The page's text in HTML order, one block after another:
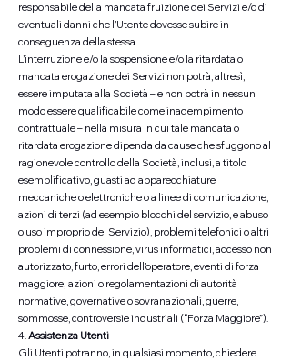
responsabile della mancata fruizione dei Servizi e/o di
eventuali danni che l’Utente dovesse subire in
conseguenza della stessa.
L’interruzione e/o la sospensione e/o la ritardata o
mancata erogazione dei Servizi non potrà, altresì,
essere imputata alla Società – e non potrà in nessun
modo essere qualificabile come inadempimento
contrattuale – nella misura in cui tale mancata o
ritardata erogazione dipenda da cause che sfuggono al
ragionevole controllo della Società, inclusi, a titolo
esemplificativo, guasti ad apparecchiature
meccaniche o elettroniche o a linee di comunicazione,
azioni di terzi (ad esempio blocchi del servizio, e abuso
o uso improprio del Servizio), problemi telefonici o altri
problemi di connessione, virus informatici, accesso non
autorizzato, furto, errori dell’operatore, eventi di forza
maggiore, azioni o regolamentazioni di autorità
normative, governative o sovranazionali, guerre,
sommosse, controversie industriali (“Forza Maggiore”).
4.Assistenza Utenti
Gli Utenti potranno, in qualsiasi momento, chiedere